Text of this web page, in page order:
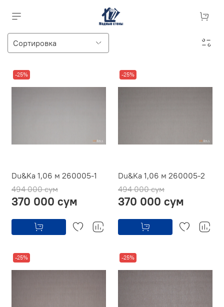
-25%
Du&Ka 1,06 м 260005-1
494 000 сум
370 000 сум
-25%
Du&Ka 1,06 м 260005-2
494 000 сум
370 000 сум
-25% -25%